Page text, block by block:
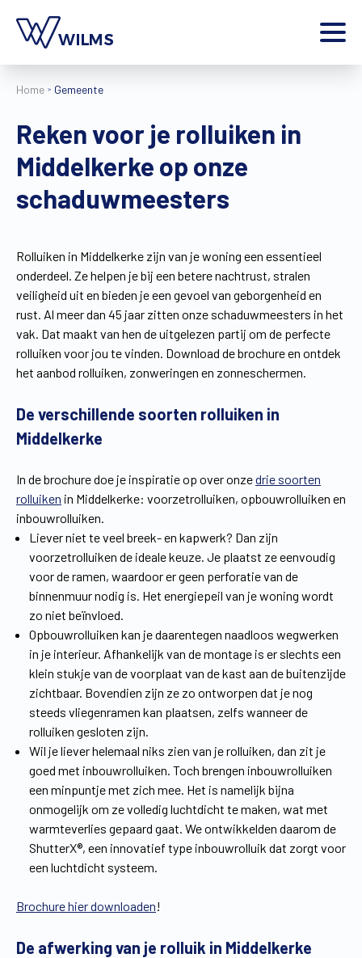
Vind een verdeler Offerte op maat
Gratis brochure
Home
Inspiratie
Tools
Extra
Jobs
Wilms World
NL
Home Gemeente
Reken voor je rolluiken in
Middelkerke op onze
schaduwmeesters
Rolluiken in Middelkerke zijn van je woning een essentieel
onderdeel. Ze helpen je bij een betere nachtrust, stralen
veiligheid uit en bieden je een gevoel van geborgenheid en
rust. Al meer dan 45 jaar zitten onze schaduwmeesters in het
vak. Dat maakt van hen de uitgelezen partij om de perfecte
rolluiken voor jou te vinden. Download de brochure en ontdek
het aanbod rolluiken, zonweringen en zonneschermen.
De verschillende soorten rolluiken in
Middelkerke
In de brochure doe je inspiratie op over onzedrie soorten
rolluiken in Middelkerke: voorzetrolluiken, opbouwrolluiken en
inbouwrolluiken.
Liever niet te veel breek- en kapwerk? Dan zijn
voorzetrolluiken de ideale keuze. Je plaatst ze eenvoudig
voor de ramen, waardoor er geen perforatie van de
binnenmuur nodig is. Het energiepeil van je woning wordt
zo niet beïnvloed.
Opbouwrolluiken kan je daarentegen naadloos wegwerken
in je interieur. Afhankelijk van de montage is er slechts een
klein stukje van de voorplaat van de kast aan de buitenzijde
zichtbaar. Bovendien zijn ze zo ontworpen dat je nog
steeds vliegenramen kan plaatsen, zelfs wanneer de
rolluiken gesloten zijn.
Wil je liever helemaal niks zien van je rolluiken, dan zit je
goed met inbouwrolluiken. Toch brengen inbouwrolluiken
een minpuntje met zich mee. Het is namelijk bijna
onmogelijk om ze volledig luchtdicht te maken, wat met
warmteverlies gepaard gaat. We ontwikkelden daarom de
ShutterX®, een innovatief type inbouwrolluik dat zorgt voor
een luchtdicht systeem.
Brochure hier downloaden!
De afwerking van je rolluik in Middelkerke